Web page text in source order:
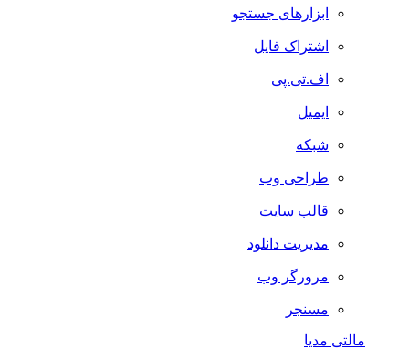
ابزارهای جستجو
اشتراک فایل
اف.تی.پی
ایمیل
شبکه
طراحی وب
قالب سایت
مدیریت دانلود
مرورگر وب
مسنجر
مالتی مدیا